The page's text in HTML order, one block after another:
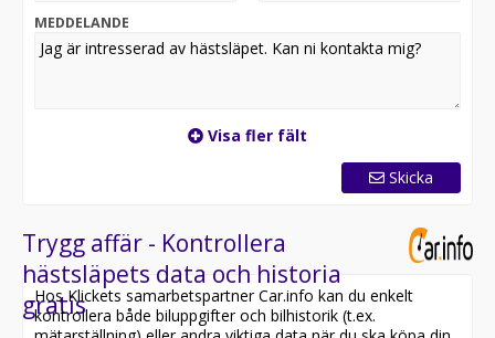
MEDDELANDE
Visa fler fält
Skicka
Trygg affär - Kontrollera
hästsläpets data och historia
gratis
Hos Klickets samarbetspartner Car.info kan du enkelt
kontrollera både biluppgifter och bilhistorik (t.ex.